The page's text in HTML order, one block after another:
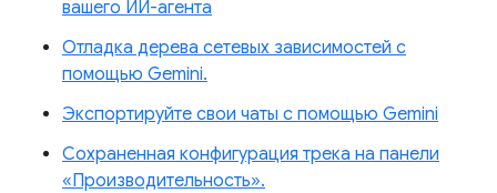
вашего ИИ-агента
Отладка дерева сетевых зависимостей с
помощью Gemini.
Экспортируйте свои чаты с помощью Gemini
Сохраненная конфигурация трека на панели
«Производительность».